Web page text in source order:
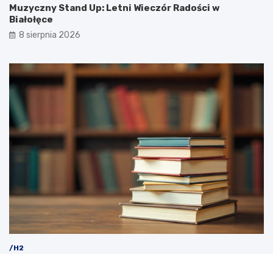
Muzyczny Stand Up: Letni Wieczór Radości w
Białołęce
8 sierpnia 2026
/H2